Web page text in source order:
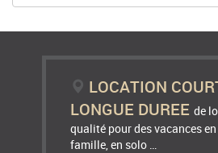
LOCATION
LONGUE DUREEde
qualité pour des vacances
famille, en solo …